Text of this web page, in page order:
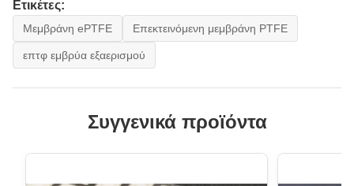
Ετικέτες:
Μεμβράνη ePTFE Επεκτεινόμενη μεμβράνη PTFE
επτφ εμβρύα εξαερισμού
Συγγενικά προϊόντα